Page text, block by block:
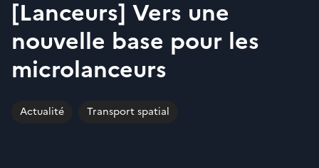
[Lanceurs] Vers une
nouvelle base pour les
microlanceurs
Actualité Transport spatial